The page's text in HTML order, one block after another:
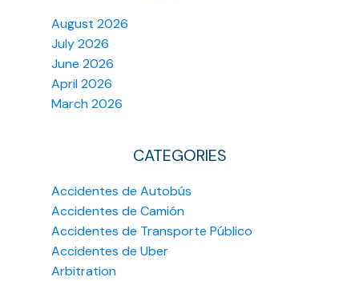
August 2026
July 2026
June 2026
April 2026
March 2026
CATEGORIES
Accidentes de Autobús
Accidentes de Camión
Accidentes de Transporte Público
Accidentes de Uber
Arbitration